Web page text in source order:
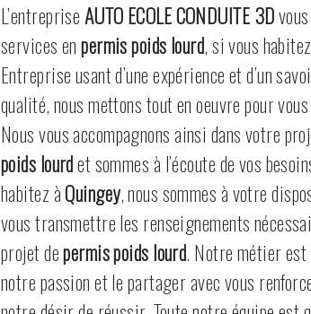
L’entreprise AUTO ECOLE CONDUITE 3D
services enpermis poids lourd, si vous
Entreprise usant d’une expérience et d’un
qualité, nous mettons tout en oeuvre pour
Nous vous accompagnons ainsi dans votre
poids lourdet sommes à l’écoute de vos
habitez àQuingey, nous sommes à votre
vous transmettre les renseignements
projet depermis poids lourd. Notre métier
notre passion et le partager avec vous